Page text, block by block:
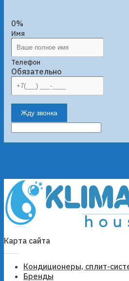
0%
Имя
Телефон
Обязательно
Жду звонка
Карта сайта
Кондиционеры, сплит-
Бренды